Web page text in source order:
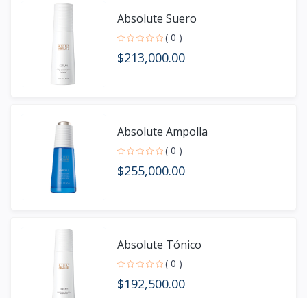
Absolute Suero
( 0 )
$213,000.00
Absolute Ampolla
( 0 )
$255,000.00
Absolute Tónico
( 0 )
$192,500.00